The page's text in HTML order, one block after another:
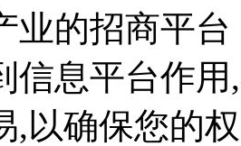
业的招商平台
信息平台作
,以确保您的